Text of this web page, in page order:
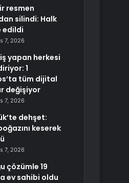
resmen
silindi: Halk
edildi
7, 2026
yapan herkesi
1
tüm dijital
değişiyor
7, 2026
dehşet:
keserek
7, 2026
çözümle 19
ev sahibi oldu